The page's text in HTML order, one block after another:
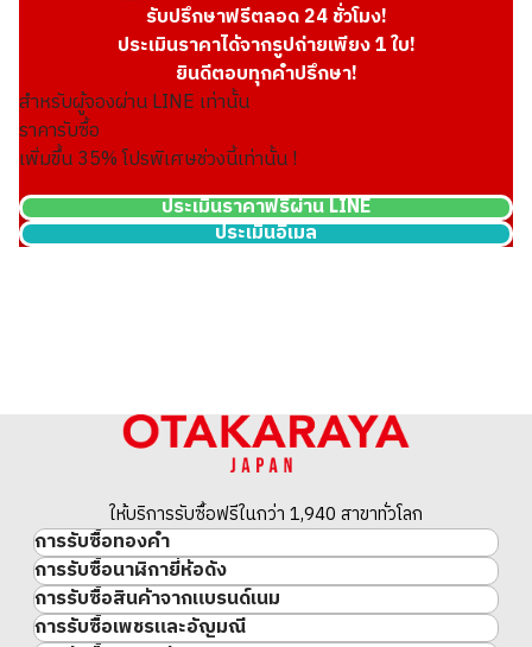
THB 1,924,027.10
รับปรึกษาฟรีตลอด 24 ชั่วโมง!
ประเมินราคาได้จากรูปถ่ายเพียง 1 ใบ!
ยินดีตอบทุกคำปรึกษา!
สำหรับผู้จองผ่าน LINE เท่านั้น
ราคารับซื้อ
เพิ่มขึ้น35% โปรพิเศษช่วงนี้เท่านั้น !
ประเมินราคาฟรีผ่าน LINE
ประเมินอีเมล
ให้บริการรับซื้อฟรีในกว่า 1,940 สาขาทั่วโลก
การรับซื้อทองคำ
ทองคำ
ทองคำแท่ง
เหรียญทองคำ/เหรียญเงิน
การรับซื้อนาฬิกายี่ห้อดัง
นาฬิกาแบรนด์เนม
Rolex
การรับซื้อสินค้าจากแบรนด์เนม
สินค้าแบรนด์เนม
การรับซื้อเพชรและอัญมณี